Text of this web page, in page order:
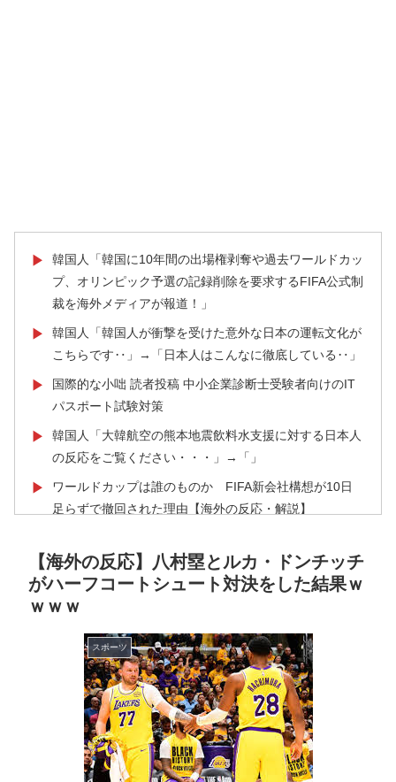
▶
韓国人「韓国に10年間の出場権剥奪や過去ワールドカッ
プ、オリンピック予選の記録削除を要求するFIFA公式制
裁を海外メディアが報道！」
▶
韓国人「韓国人が衝撃を受けた意外な日本の運転文化が
こちらです‥」→「日本人はこんなに徹底している‥」
▶
国際的な小咄 読者投稿 中小企業診断士受験者向けのIT
パスポート試験対策
▶
韓国人「大韓航空の熊本地震飲料水支援に対する日本人
の反応をご覧ください・・・」→「」
▶
ワールドカップは誰のものか FIFA新会社構想が10日
足らずで撤回された理由【海外の反応・解説】
「アーセナルサポの好きなクラブで良かった」
▶ 若いカバがワニを枕にしてしまうまさかの瞬間！！
権に泣き付くも無視されて海外失笑！【海外の反応】
泳いでいる人のすぐ横に消防飛行艇が次々着水する南仏
の湖「肝心の場面で毎回カメラが逃げる」【海外の反
【韓国の反応】また日本が竹島の領有権を主張してきた
ぞ → 「この話題は永遠に終わらないな」「日本政府の
【海外の反応】八村塁とルカ・ドンチッチ
がハーフコートシュート対決をした結果ｗ
ｗｗｗ
スポーツ